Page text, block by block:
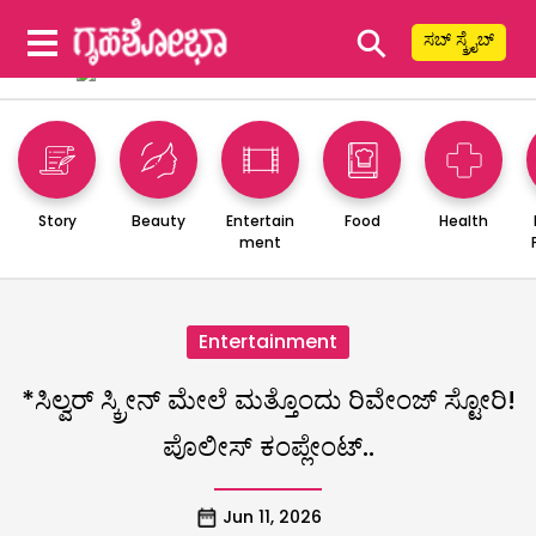
⚲ ಸಬ್ ಸ್ಕ್ರೈಬ್
Story Beauty
Entertain
ment
Food Health
Entertainment
*ಸಿಲ್ವರ್ ಸ್ಕ್ರೀನ್ ಮೇಲೆ ಮತ್ತೊಂದು ರಿವೇಂಜ್ ಸ್ಟೋರಿ!
ಪೊಲೀಸ್ ಕಂಪ್ಲೇಂಟ್..
Jun 11, 2026